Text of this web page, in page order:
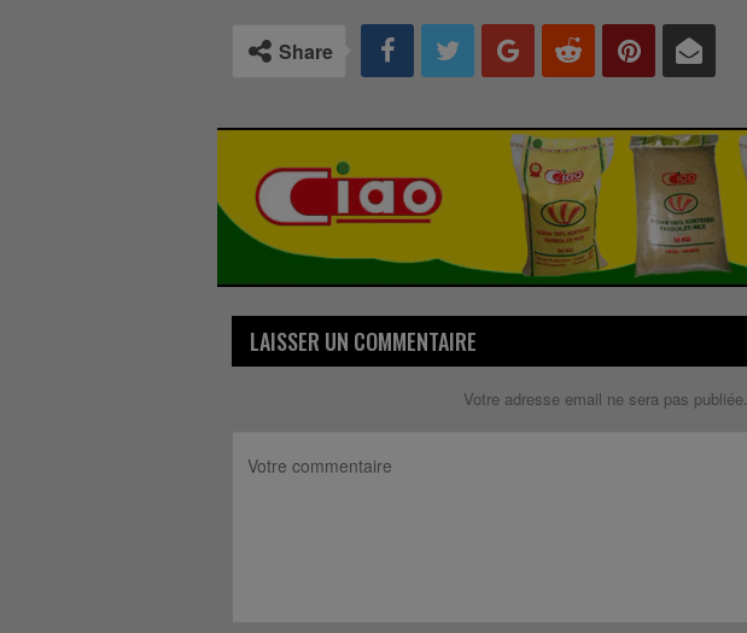
Share
LAISSER UN COMMENTAIRE
Votre adresse email ne sera pas publiée.